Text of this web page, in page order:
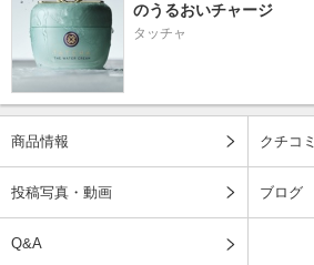
のうるおいチャージ
タッチャ
商品情報 クチコミ
投稿写真・動画 ブログ
Q&A